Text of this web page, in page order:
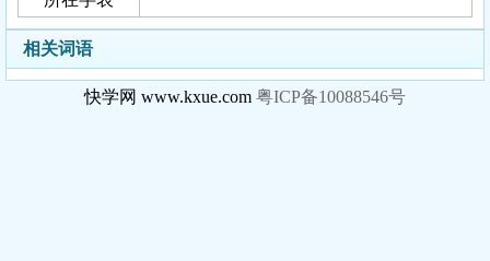
相关词语
快学网 www.kxue.com 粤ICP备10088546号